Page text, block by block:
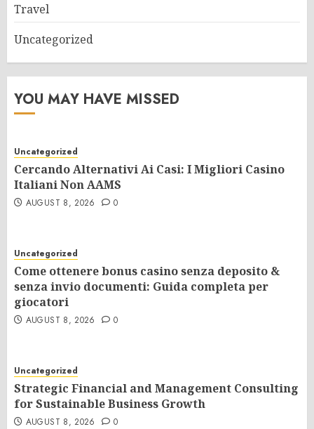
Travel
Uncategorized
YOU MAY HAVE MISSED
Uncategorized
Cercando Alternativi Ai Casi: I Migliori Casino
Italiani Non AAMS
AUGUST 8, 2026 0
Uncategorized
Come ottenere bonus casino senza deposito &
senza invio documenti: Guida completa per
giocatori
AUGUST 8, 2026 0
Uncategorized
Strategic Financial and Management Consulting
for Sustainable Business Growth
AUGUST 8, 2026 0